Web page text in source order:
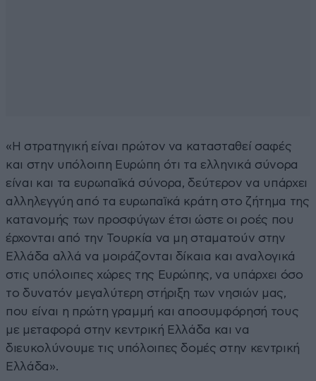
«Η στρατηγική είναι πρώτον να κατασταθεί σαφές
και στην υπόλοιπη Ευρώπη ότι τα ελληνικά σύνορα
είναι και τα ευρωπαϊκά σύνορα, δεύτερον να υπάρχει
αλληλεγγύη από τα ευρωπαϊκά κράτη στο ζήτημα της
κατανομής των προσφύγων έτσι ώστε οι ροές που
έρχονται από την Τουρκία να μη σταματούν στην
Ελλάδα αλλά να μοιράζονται δίκαια και αναλογικά
στις υπόλοιπες χώρες της Ευρώπης, να υπάρχει όσο
το δυνατόν μεγαλύτερη στήριξη των νησιών μας,
που είναι η πρώτη γραμμή και αποσυμφόρησή τους
με μεταφορά στην κεντρική Ελλάδα και να
διευκολύνουμε τις υπόλοιπες δομές στην κεντρική
Ελλάδα».